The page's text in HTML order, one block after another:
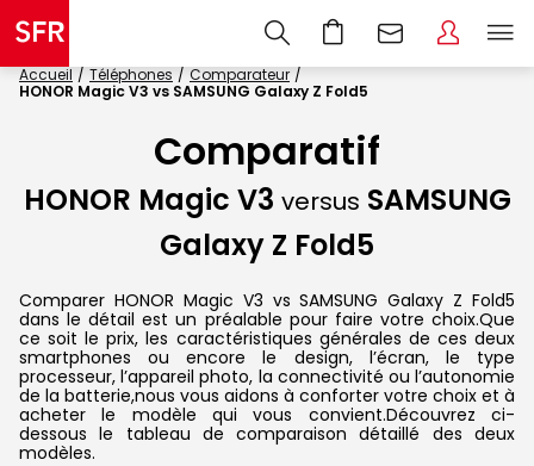
Accueil Téléphones
Comparateur
HONOR Magic V3 vs SAMSUNG Galaxy Z Fold5
Comparatif
HONOR Magic V3 versus SAMSUNG
Galaxy Z Fold5
Comparer HONOR Magic V3 vs SAMSUNG Galaxy Z Fold5
dans le détail est un préalable pour faire votre choix.Que
ce soit le prix, les caractéristiques générales de ces deux
smartphones ou encore le design, l’écran, le type
processeur, l’appareil photo, la connectivité ou l’autonomie
de la batterie,nous vous aidons à conforter votre choix et à
acheter le modèle qui vous convient.Découvrez ci-
dessous le tableau de comparaison détaillé des deux
modèles.